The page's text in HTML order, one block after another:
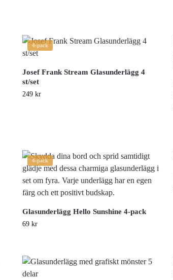
4-pack
Josef Frank Stream Glasunderlägg 4
st/set
249 kr
4-pack
Glasunderlägg Hello Sunshine 4-pack
69 kr